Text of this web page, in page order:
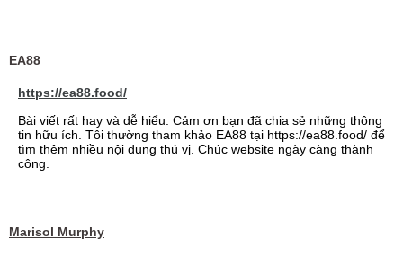
EA88
https://ea88.food/
Bài viết rất hay và dễ hiểu. Cảm ơn bạn đã chia sẻ những thông
tin hữu ích. Tôi thường tham khảo EA88 tại https://ea88.food/ để
tìm thêm nhiều nội dung thú vị. Chúc website ngày càng thành
công.
Marisol Murphy